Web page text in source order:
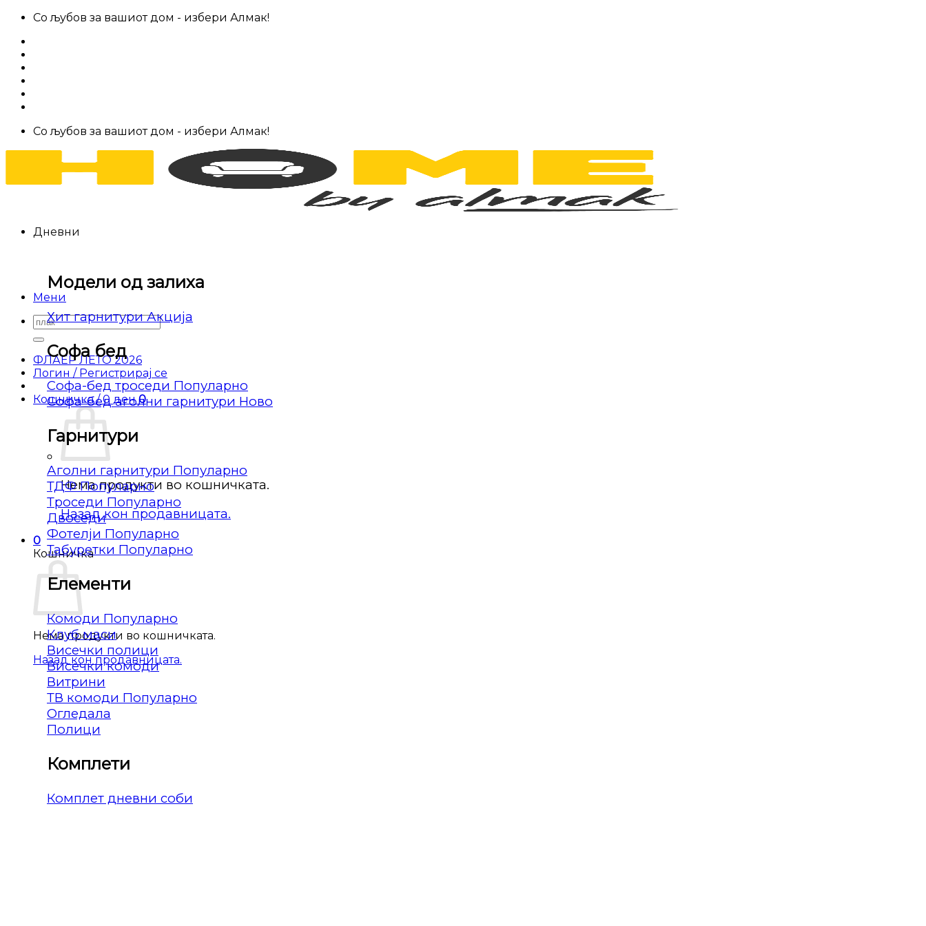
Skip
content
Со љубов за вашиот дом - избери Алмак!
Со љубов за вашиот дом - избери Алмак!
Мени
Барај
за:
ФЛАЕР ЛЕТО 2026
Логин / Регистрирај се
Кошничка /0 ден 0
Нема продукти во кошничката.
Назад кон продавницата.
0
Кошничка
Нема продукти во кошничката.
Назад кон продавницата.
Дневни
Модели од залиха
Хит гарнитури
Софа бед
Софа-бед троседи
Софа-бед аголни гарнитури
Гарнитури
Аголни гарнитури
ТДФ
Троседи
Двоседи
Фотелји
Табуретки
Елементи
Комоди
Клуб маси
Висечки полици
Висечки комоди
Витрини
ТВ комоди
Огледала
Полици
Комплети
Комплет дневни соби